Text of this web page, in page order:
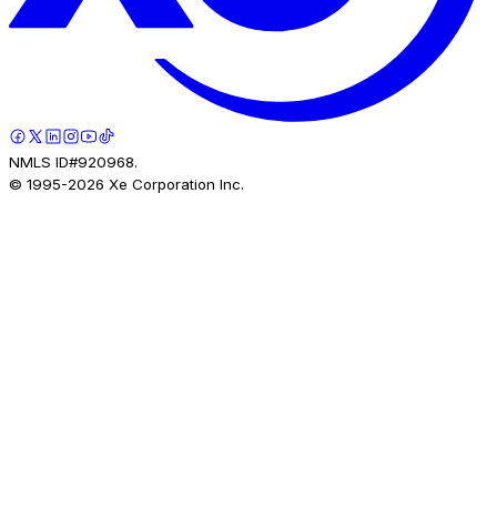
NMLS ID#920968.
© 1995-2026 Xe Corporation Inc.